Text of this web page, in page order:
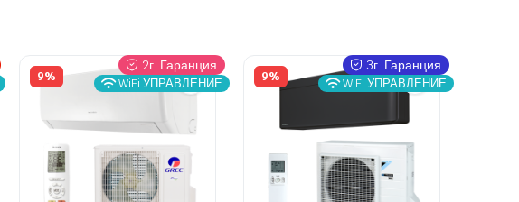
9%
2г. Гаранция
WiFi УПРАВЛЕНИЕ 9%
3г. Гаранция
WiFi УПРАВЛЕНИЕ